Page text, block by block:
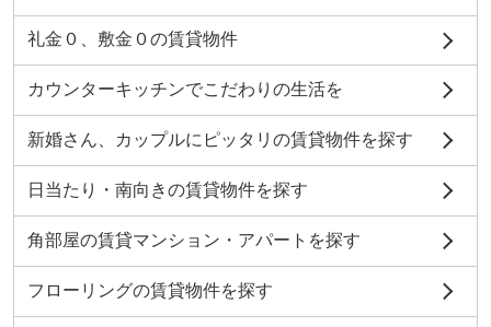
礼金０、敷金０の賃貸物件
カウンターキッチンでこだわりの生活を
新婚さん、カップルにピッタリの賃貸物件を探す
日当たり・南向きの賃貸物件を探す
角部屋の賃貸マンション・アパートを探す
フローリングの賃貸物件を探す